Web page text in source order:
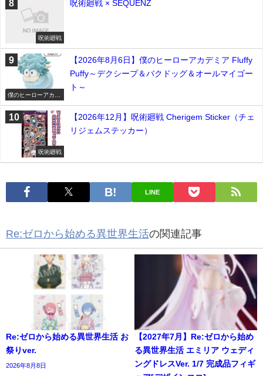
呪術廻戦
呪術廻戦 × SEQUENZ
僕のヒーローアカデ
【2026年8月6日】僕のヒーローアカデミア Fluffy
Puffy～デクシープ＆バクドッグ＆オールマイゴー
ト～
呪術廻戦
【2026年12月】呪術廻戦 Cherigem Sticker（チェ
リジェムステッカー）
LINE
Re:ゼロから始める異世界生活の関連記事
Re:ゼロから始める異世界生活 お
祭りver.
2026年8月8日
【2027年7月】Re:ゼロから始め
る異世界生活 エミリア ウェディ
ングドレスVer. 1/7 完成品フィギ